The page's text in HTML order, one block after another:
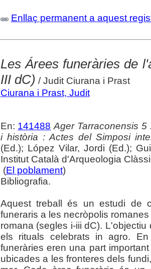
Enllaç permanent a aquest
Les Árees funeràries de
III dC) / Judit Ciurana i Prast
Ciurana i Prast, Judit
En: 141488 Ager Tarraconensis
i història : Actes del Simposi
(Ed.); López Vilar, Jordi (Ed.);
Institut Català d'Arqueologia
(El poblament)
Bibliografia.
Aquest treball és un estudi de
funeraris a les necròpolis
romana (segles i-iii dC).
els rituals celebrats in agro.
funeràries eren una part
ubicades a les fronteres dels